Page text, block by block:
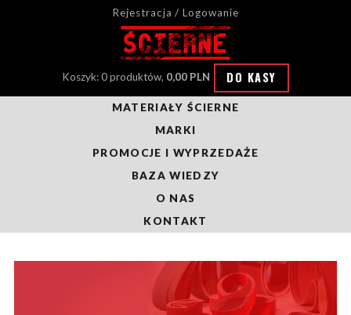
Rejestracja / Logowanie
Koszyk: 0 produktów, 0,00 PLN DO KASY
MATERIAŁY ŚCIERNE
MARKI
PROMOCJE I WYPRZEDAŻE
BAZA WIEDZY
O NAS
KONTAKT